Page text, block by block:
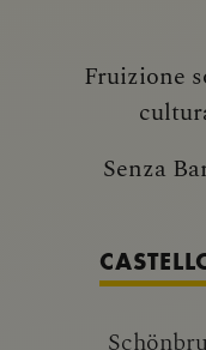
Fruizione
Senza